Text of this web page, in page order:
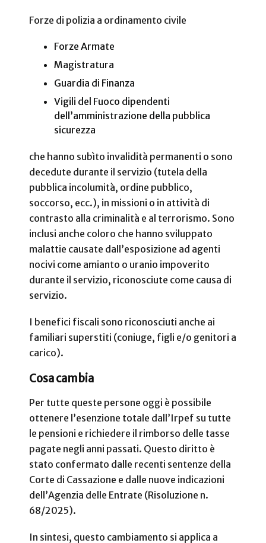
Forze di polizia a ordinamento civile
Forze Armate
Magistratura
Guardia di Finanza
Vigili del Fuoco dipendenti
dell’amministrazione della pubblica
sicurezza
che hanno subìto invalidità permanenti o sono
decedute durante il servizio (tutela della
pubblica incolumità, ordine pubblico,
soccorso, ecc.), in missioni o in attività di
contrasto alla criminalità e al terrorismo. Sono
inclusi anche coloro che hanno sviluppato
malattie causate dall’esposizione ad agenti
nocivi come amianto o uranio impoverito
durante il servizio, riconosciute come causa di
servizio.
I benefici fiscali sono riconosciuti anche ai
familiari superstiti (coniuge, figli e/o genitori a
carico).
Cosa cambia
Per tutte queste persone oggi è possibile
ottenere l’esenzione totale dall’Irpef su tutte
le pensioni e richiedere il rimborso delle tasse
pagate negli anni passati. Questo diritto è
stato confermato dalle recenti sentenze della
Corte di Cassazione e dalle nuove indicazioni
dell’Agenzia delle Entrate (Risoluzione n.
68/2025).
In sintesi, questo cambiamento si applica a